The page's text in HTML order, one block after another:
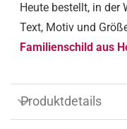
Heute bestellt, in der
Text, Motiv und
Familienschild aus
Produktdetails